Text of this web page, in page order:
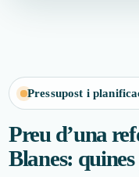
Pressupost i
Preu d’una
Blanes: